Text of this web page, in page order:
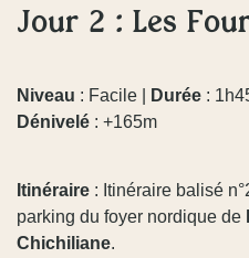
Jour 2 : Les
Niveau : Facile | Durée :
Dénivelé : +165m
Itinéraire : Itinéraire balisé
parking du foyer nordique de
Chichiliane.